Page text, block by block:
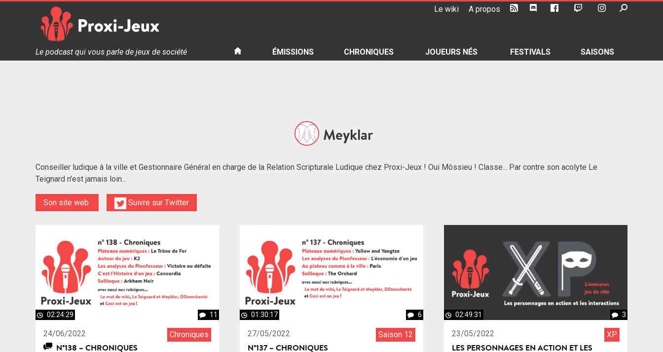
Le wiki A propos
Proxi Jeux - Le podcast qui vous parle de jeux de société
Le podcast qui vous parle de jeux de société ÉMISSIONS CHRONIQUES JOUEURS NÉS FESTIVALS SAISONS
Meyklar
Conseiller ludique à la ville et Gestionnaire Général en charge de la Relation Scripturale Ludique chez Proxi-Jeux ! Oui Môssieu ! Classe... Par contre son acolyte Le
Teignard n'est jamais loin...
Son site web Suivre sur Twitter
02:24:29 11
24/06/2022 Chroniques
N°138 – CHRONIQUES
01:30:17 6
27/05/2022 Saison 12
N°137 – CHRONIQUES
02:49:31 3
23/05/2022 XP
LES PERSONNAGES EN ACTION ET LES